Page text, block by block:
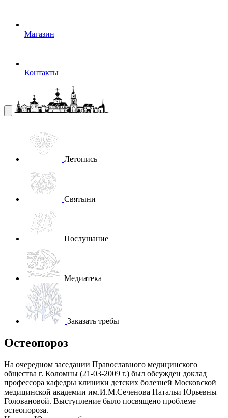
Магазин
Контакты
Летопись
Святыни
Послушание
Медиатека
Заказать требы
Остеопороз
На очередном заседании Православного медицинского
общества г. Коломны (21-03-2009 г.) был обсужден доклад
профессора кафедры клиники детских болезней Московской
медицинской академии им.И.М.Сеченова Натальи Юрьевны
Головановой. Выступление было посвящено проблеме
остеопороза.